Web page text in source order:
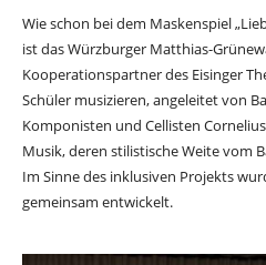
Wie schon bei dem Maskenspiel
ist das Würzburger Matthias-
Kooperationspartner des Eisinger
Schüler musizieren, angeleitet von
Komponisten und Cellisten
Musik, deren stilistische Weite vom
Im Sinne des inklusiven Projekts
gemeinsam entwickelt.